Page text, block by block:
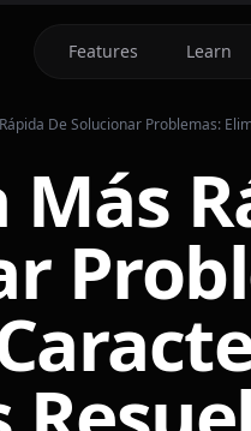
Features Learn
De Solucionar Problemas:
Más